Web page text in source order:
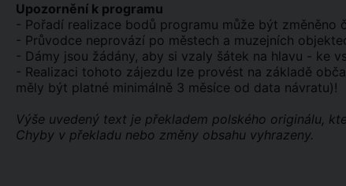
Upozornění k programu
- Pořadí realizace bodů programu může být změněno
- Průvodce neprovází po městech a muzejních
- Dámy jsou žádány, aby si vzaly šátek na hlavu - ke
- Realizaci tohoto zájezdu lze provést na základě
měly být platné minimálně 3 měsíce od data návratu)!
Výše uvedený text je překladem polského originálu,
Chyby v překladu nebo změny obsahu vyhrazeny.